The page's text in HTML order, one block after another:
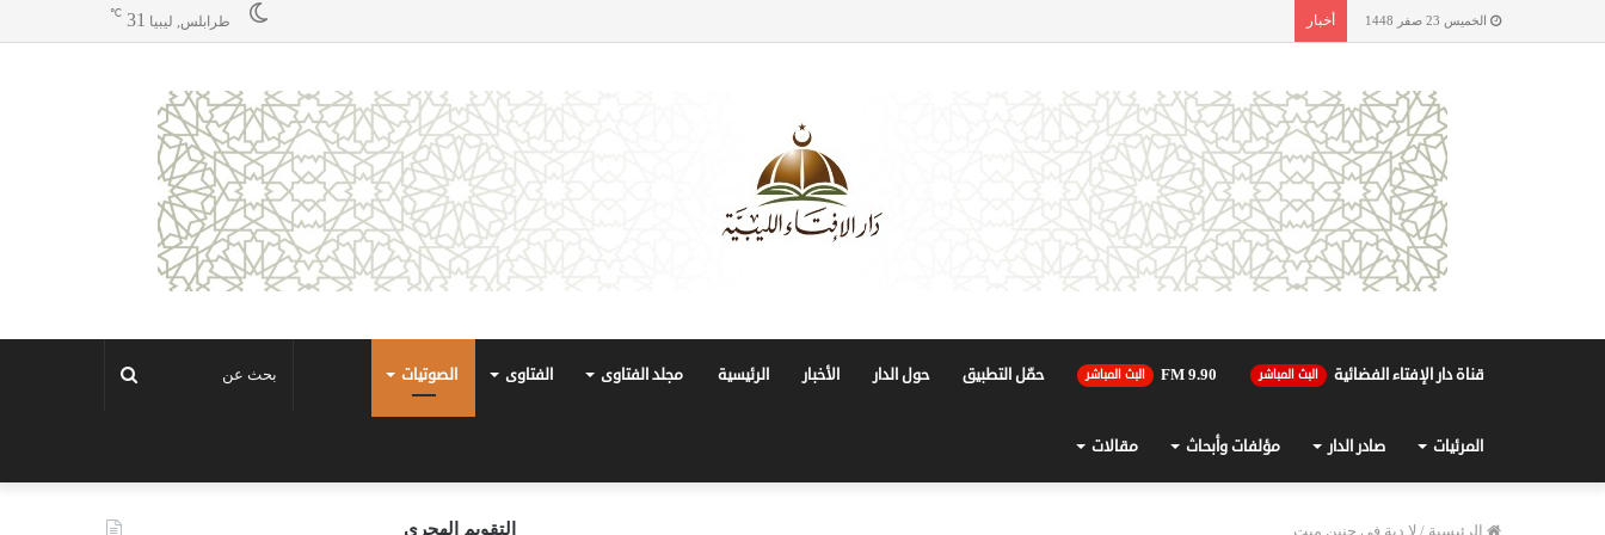
الخميس 23 صفر 1448 أخبار طرابلس, ليبيا 31
℃
قناة دار الإفتاء الفضائية البث المباشر 90.FM 9 البث المباشر حمّل التطبيق حول الدار الأخبار الرئيسية مجلد الفتاوى الفتاوى الصوتيات
المرئيات صادر الدار مؤلفات وأبحاث مقالات
الرئيسية / لا دية في جنين ميت التقويم الهجري